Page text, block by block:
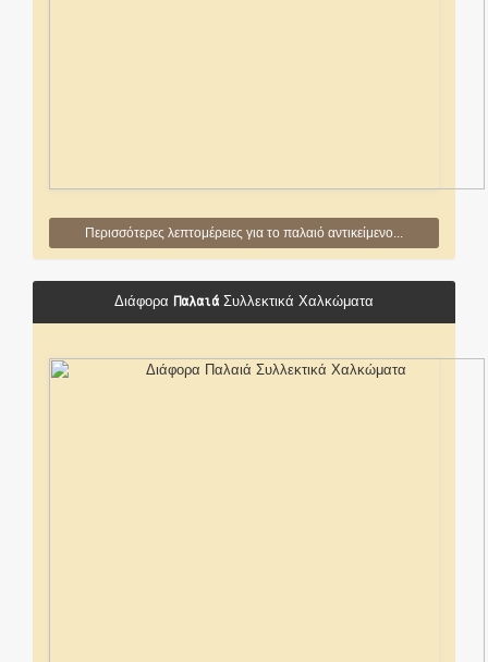
Περισσότερες λεπτομέρειες για το παλαιό αντικείμενο...
Διάφορα ΠαλαιάΣυλλεκτικά Χαλκώματα